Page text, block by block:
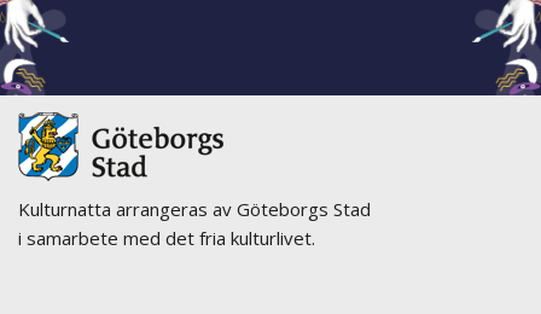
Kulturnatta arrangeras av Göteborgs Stad
i samarbete med det fria kulturlivet.